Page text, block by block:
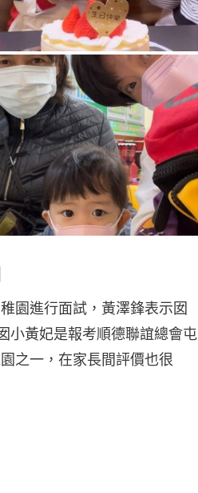
園進行面試，黃澤鋒表示囡
小黃妃是報考順德聯誼總會屯
之一，在家長間評價也很